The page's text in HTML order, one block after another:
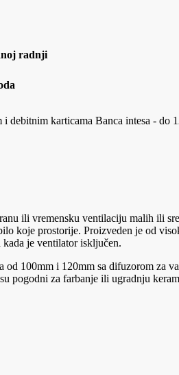
radnji
i debitnim karticama Banca intesa - do
ili vremensku ventilaciju malih ili
koje prostorije. Proizveden je od
kada je ventilator isključen.
100mm i 120mm sa difuzorom za
pogodni za farbanje ili ugradnju